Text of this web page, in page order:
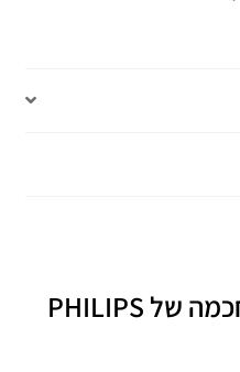
שלט רחוק לטלוויזיה חכמה של PHILIPS